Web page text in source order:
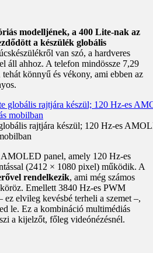
modelljének, a 400 Lite-nak az
a készülék globális
van szó, a hardveres
áll ahhoz. A telefon mindössze 7,29
könnyű és vékony, ami ebben az
rajtjára készül; 120 Hz-es
panel, amely 120 Hz-es
(2412 × 1080 pixel) működik. A
rendelkezik, ami még számos
Emellett 3840 Hz-es PWM
elvileg kevésbé terheli a szemet –,
le. Ez a kombináció multimédiás
a kijelzőt, főleg videónézésnél.